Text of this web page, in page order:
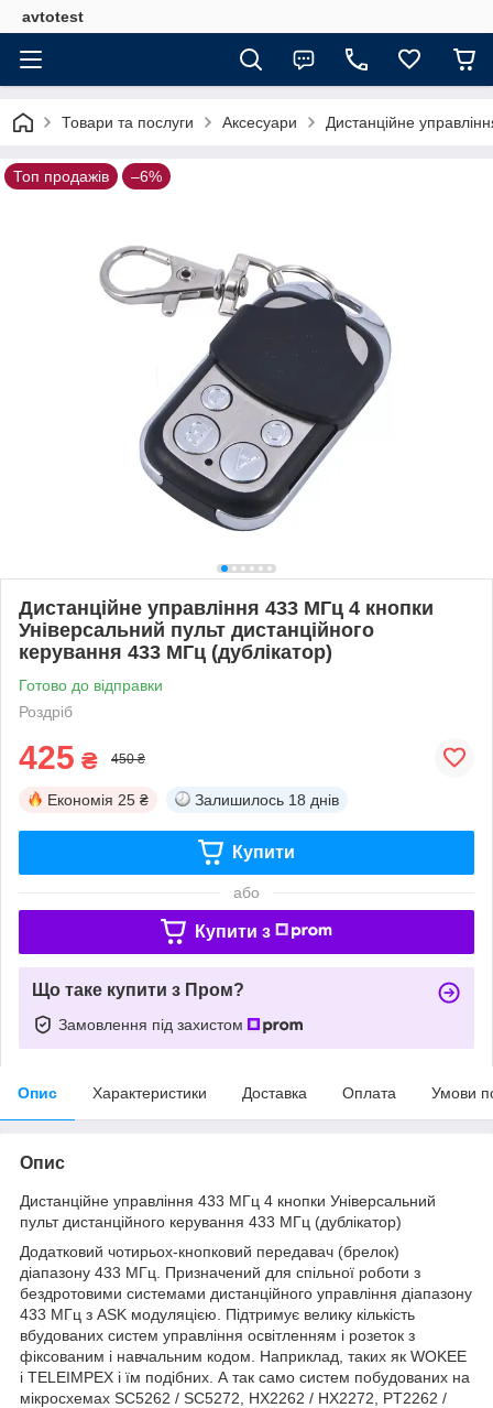
avtotest
Товари та послуги Аксесуари Дистанційне
Топ продажів –6%
Дистанційне управління 433 МГц 4 кнопки
Універсальний пульт дистанційного
керування 433 МГц (дублікатор)
Готово до відправки
Роздріб
425 ₴ 450 ₴
Економія 25 ₴ Залишилось 18 днів
Купити
або
Купити з
Що таке купити з Пром?
Замовлення під захистом
Опис Характеристики Доставка Оплата Умови
Опис
Дистанційне управління 433 МГц 4 кнопки Універсальний
пульт дистанційного керування 433 МГц (дублікатор)
Додатковий чотирьох-кнопковий передавач (брелок)
діапазону 433 МГц. Призначений для спільної роботи з
бездротовими системами дистанційного управління діапазону
433 МГц з ASK модуляцією. Підтримує велику кількість
вбудованих систем управління освітленням і розеток з
фіксованим і навчальним кодом. Наприклад, таких як WOKEE
і TELEIMPEX і їм подібних. А так само систем побудованих на
мікросхемах SC5262 / SC5272, HX2262 / HX2272, PT2262 /